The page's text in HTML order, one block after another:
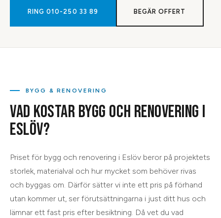
RING010-250 33 89 BEGÄR OFFERT
BYGG & RENOVERING
VAD KOSTAR BYGG OCH RENOVERING I
ESLÖV?
Priset för bygg och renovering i Eslöv beror på projektets
storlek, materialval och hur mycket som behöver rivas
och byggas om. Därför sätter vi inte ett pris på förhand
utan kommer ut, ser förutsättningarna i just ditt hus och
lämnar ett fast pris efter besiktning. Då vet du vad